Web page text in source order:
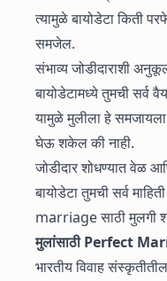
त्यामुळे बायोडेटा किती
समजेल.
संभाव्य जोडीदाराशी
बायोडेटामध्ये तुमची सर्व
यामुळे मुलीला हे
घेऊ शकेल की नाही.
जोडीदार शोधण्यात वेळ
बायोडेटा तुमची सर्व
marriage साठी मुलगी
मुलांसाठी Perfect
भारतीय विवाह